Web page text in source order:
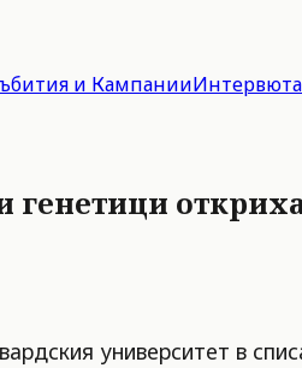
и КампанииИнтервюта
университет в